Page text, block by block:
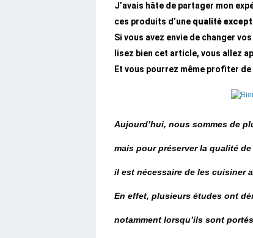
J’avais hâte de partager mon
ces produits d’une qualité
Si vous avez envie de changer
lisez bien cet article, vous allez
Et vous pourrez même profiter
Aujourd’hui, nous sommes de
mais pour préserver la qualité
il est nécessaire de les cuisiner
En effet, plusieurs études ont
notamment lorsqu’ils sont